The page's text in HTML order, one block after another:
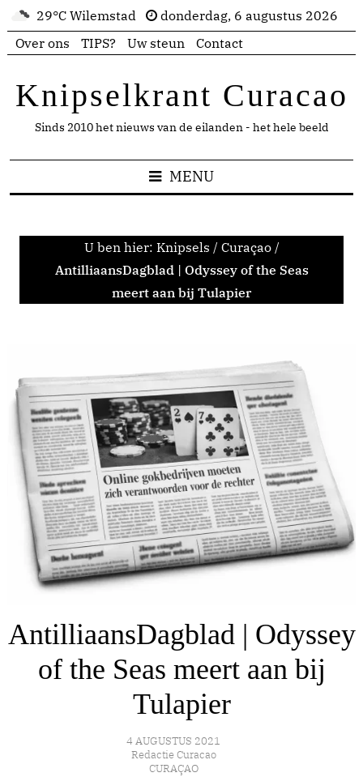
29°C Wilemstad
donderdag, 6 augustus 2026
Over ons
TIPS? Uw steun Contact
Knipselkrant Curacao
Sinds 2010 het nieuws van de eilanden - het hele beeld
MENU
U ben hier: Knipsels / Curaçao /
AntilliaansDagblad | Odyssey of the Seas
meert aan bij Tulapier
AntilliaansDagblad | Odyssey
of the Seas meert aan bij
Tulapier
4 AUGUSTUS 2021
Redactie Curacao
CURAÇAO